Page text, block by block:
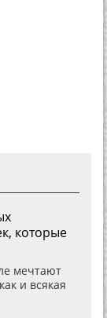
которые
мечтают
и всякая